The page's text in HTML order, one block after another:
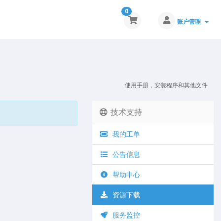
0
账户管理
使用手册，安装程序和其他文件
技术支持
我的工单
公告信息
帮助中心
资源下载
服务监控